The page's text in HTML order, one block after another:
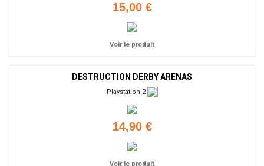
15,00 €
Voir le produit
DESTRUCTION DERBY ARENAS
Playstation 2
14,90 €
Voir le produit